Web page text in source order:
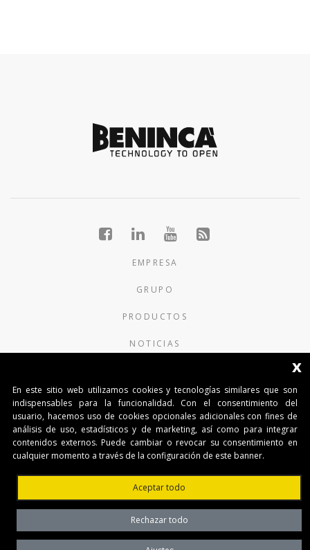
EMPRESA
GRUPO
PRODUCTOS
NOTICIAS
AUTOMATISMI BENINCÀ SpA
Via del Capitello 45
36066 Sandrigo (Vicenza) Italy
Capitale Sociale € 1.000.000
interamente versato Registro Imprese
Tribunale di Vicenza
CF e P.IVA (IT) 02054090242
x
En este sitio web utilizamos cookies y tecnologías similares que son
indispensables para la funcionalidad. Con el consentimiento del
usuario, hacemos uso de cookies opcionales adicionales con fines de
análisis de uso, estadísticos y de marketing, así como para integrar
contenidos externos. Puede cambiar o revocar su consentimiento en
cualquier momento a través de la configuración de este banner.
Aceptar todo
Rechazar todo